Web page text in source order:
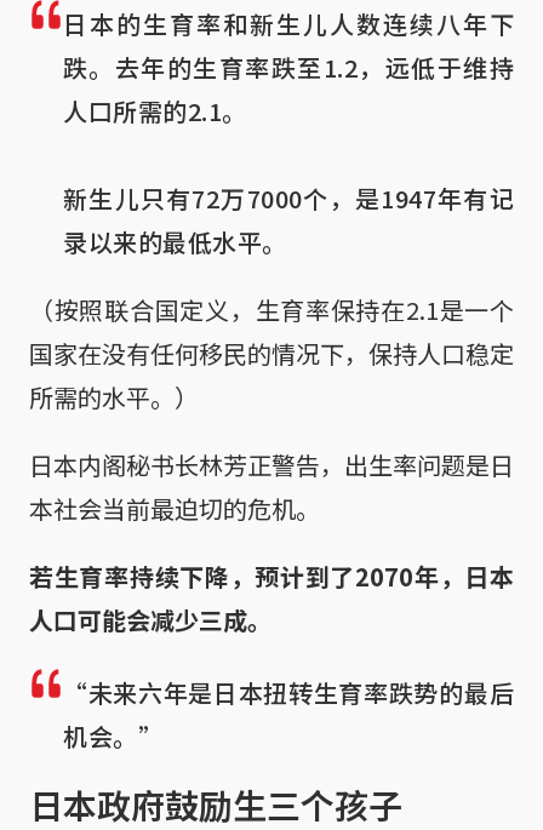
日本的生育率和新生儿人数连续八年下
跌。去年的生育率跌至1.2，远低于维持
人口所需的2.1。
新生儿只有72万7000个，是1947年有记
录以来的最低水平。
（按照联合国定义，生育率保持在2.1是一个
国家在没有任何移民的情况下，保持人口稳定
所需的水平。）
日本内阁秘书长林芳正警告，出生率问题是日
本社会当前最迫切的危机。
若生育率持续下降，预计到了2070年，日本
人口可能会减少三成。
“未来六年是日本扭转生育率跌势的最后
机会。”
日本政府鼓励生三个孩子